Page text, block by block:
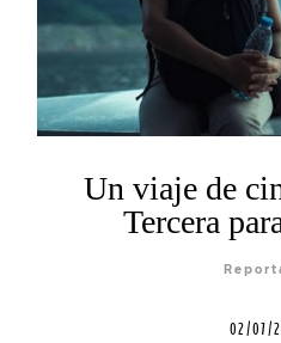
Un viaje de
Tercera
02/07/